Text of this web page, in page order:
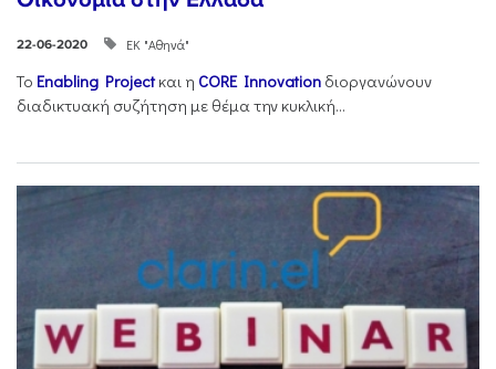
22-06-2020 ΕΚ "Αθηνά"
Το Enabling Projectκαι η CORE Innovation διοργανώνουν
διαδικτυακή συζήτηση με θέμα την κυκλική...